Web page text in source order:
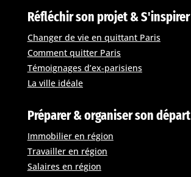
Réfléchir son projet & S'inspirer
Changer de vie en quittant Paris
Comment quitter Paris
Témoignages d’ex-parisiens
La ville idéale
Préparer & organiser son départ
Immobilier en région
Travailler en région
Salaires en région